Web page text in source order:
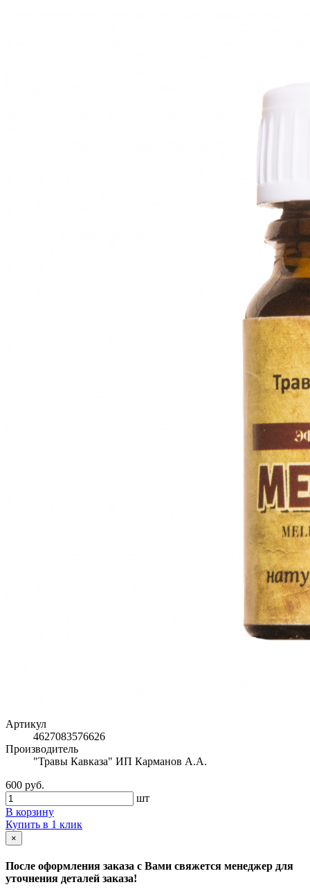
Артикул
4627083576626
Производитель
"Травы Кавказа" ИП Карманов А.А.
600 руб.
шт
В корзину
Купить в 1 клик
×
После оформления заказа с Вами свяжется менеджер для
уточнения деталей заказа!